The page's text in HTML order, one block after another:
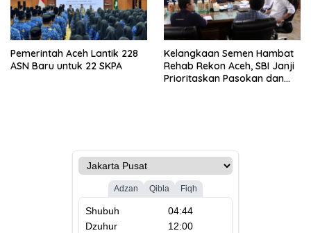
Pemerintah Aceh Lantik 228
ASN Baru untuk 22 SKPA
Kelangkaan Semen Hambat
Rehab Rekon Aceh, SBI Janji
Prioritaskan Pasokan dan